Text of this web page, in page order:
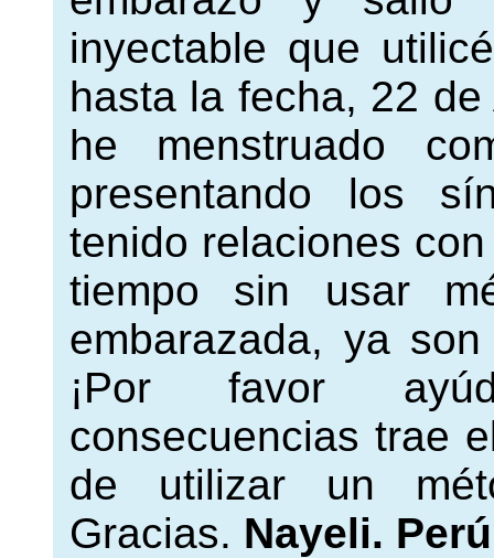
inyectable que
hasta la fecha, 22
he menstruado
presentando los
tenido relaciones
tiempo sin usar
embarazada, ya
¡Por favor
consecuencias trae
de utilizar un
Gracias. Nayeli.